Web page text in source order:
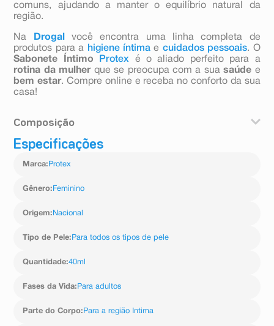
comuns, ajudando a manter o equilíbrio natural da
região.
Na Drogal
você encontra uma linha completa de
produtos para a higiene íntima e cuidados pessoais. O
Sabonete Íntimo
Protex
é o aliado perfeito para a
rotina da mulherque se preocupa com a suasaúde e
bem estar. Compre online e receba no conforto da sua
casa!
Composição
Água, Lauril Éter Sulfato de Sódio, Cocamidopropil
Cocamida MEA, Salicilato de Sódio, Benzoato de Sódio,
Sódio/Cocamida MEA/Laureth-10, Ácido Láctico, Ácido
Poliquatérnio-7, Extrato da Flor de Camomila
Benzila, Citronelol, Cumarina, Butilfenil Metilpropional,
Especificações
Marca: Protex
Gênero: Feminino
Origem: Nacional
Tipo de Pele: Para todos os tipos de pele
Quantidade:40ml
Fases da Vida: Para adultos
Parte do Corpo: Para a região Intima